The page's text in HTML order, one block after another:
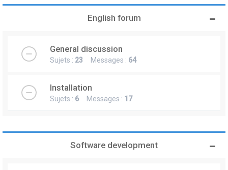
English forum
General discussion
Sujets : 23 Messages : 64
Installation
Sujets : 6 Messages : 17
Software development